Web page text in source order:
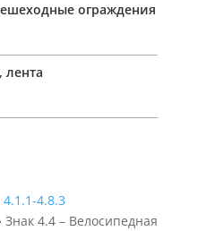
ограждения
лента
4.1.1-4.8.3
Знак 4.4 – Велосипедная